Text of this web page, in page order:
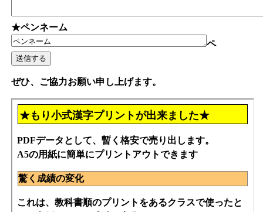
★ペンネーム
ペ
ぜひ、ご協力お願い申し上げます。